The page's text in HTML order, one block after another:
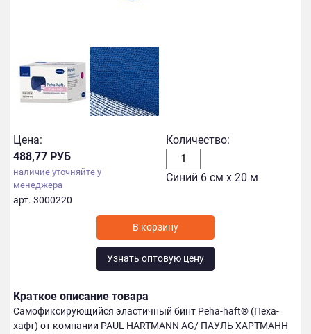
Цена:
488,77 РУБ
наличие уточняйте у
менеджера
арт. 3000220
Количество:
Синий 6 см х 20 м
Узнать оптовую цену
Краткое описание товара
Самофиксирующийся эластичный бинт Peha-haft® (Пеха-
хафт) от компании PAUL HARTMANN AG/ ПАУЛЬ ХАРТМАНН